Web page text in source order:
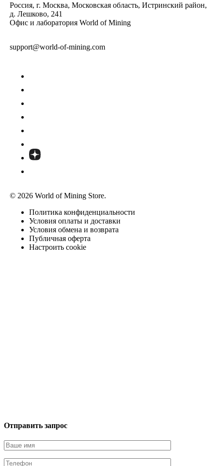
Россия, г. Москва, Московская область, Истринский район,
д. Лешково, 241
Офис и лаборатория World of Mining
support@world-of-mining.com
© 2026 World of Mining Store.
Политика конфиденциальности
Условия оплаты и доставки
Условия обмена и возврата
Публичная оферта
Настроить cookie
Отправить запрос